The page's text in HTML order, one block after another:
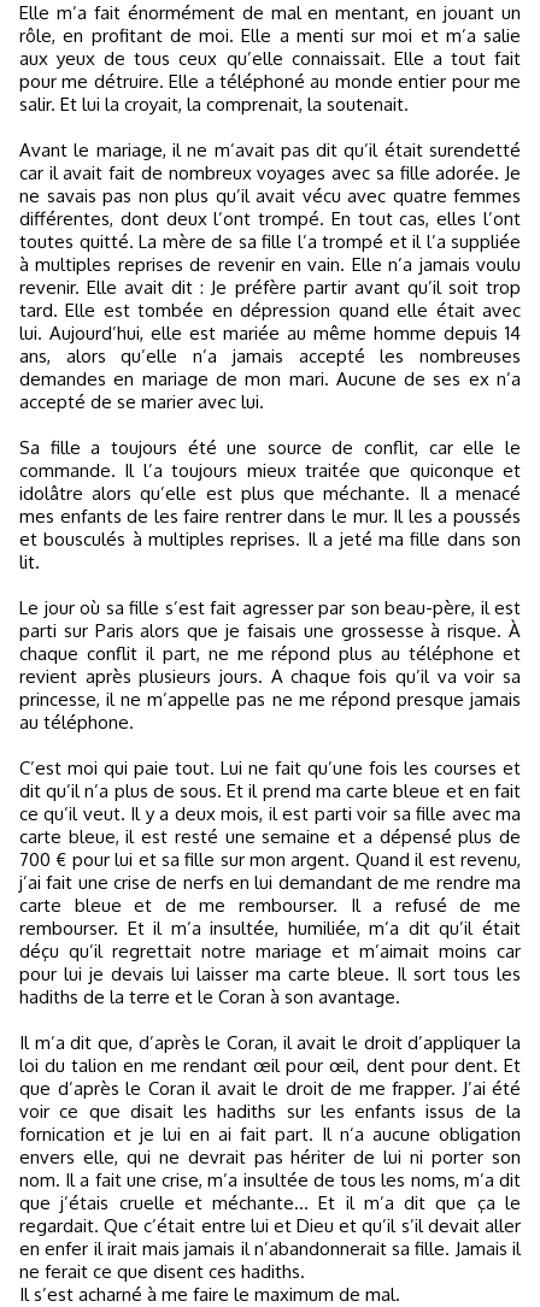
Elle m’a fait énormément de mal en mentant, en jouant un
rôle, en profitant de moi. Elle a menti sur moi et m’a salie
aux yeux de tous ceux qu’elle connaissait. Elle a tout fait
pour me détruire. Elle a téléphoné au monde entier pour me
salir. Et lui la croyait, la comprenait, la soutenait.
Avant le mariage, il ne m’avait pas dit qu’il était surendetté
car il avait fait de nombreux voyages avec sa fille adorée. Je
ne savais pas non plus qu’il avait vécu avec quatre femmes
différentes, dont deux l’ont trompé. En tout cas, elles l’ont
toutes quitté. La mère de sa fille l’a trompé et il l’a suppliée
à multiples reprises de revenir en vain. Elle n’a jamais voulu
revenir. Elle avait dit : Je préfère partir avant qu’il soit trop
tard. Elle est tombée en dépression quand elle était avec
lui. Aujourd’hui, elle est mariée au même homme depuis 14
ans, alors qu’elle n’a jamais accepté les nombreuses
demandes en mariage de mon mari. Aucune de ses ex n’a
accepté de se marier avec lui.
Sa fille a toujours été une source de conflit, car elle le
commande. Il l’a toujours mieux traitée que quiconque et
idolâtre alors qu’elle est plus que méchante. Il a menacé
mes enfants de les faire rentrer dans le mur. Il les a poussés
et bousculés à multiples reprises. Il a jeté ma fille dans son
lit.
Le jour où sa fille s’est fait agresser par son beau-père, il est
parti sur Paris alors que je faisais une grossesse à risque. À
chaque conflit il part, ne me répond plus au téléphone et
revient après plusieurs jours. A chaque fois qu’il va voir sa
princesse, il ne m’appelle pas ne me répond presque jamais
au téléphone.
C’est moi qui paie tout. Lui ne fait qu’une fois les courses et
dit qu’il n’a plus de sous. Et il prend ma carte bleue et en fait
ce qu’il veut. Il y a deux mois, il est parti voir sa fille avec ma
carte bleue, il est resté une semaine et a dépensé plus de
700 € pour lui et sa fille sur mon argent. Quand il est revenu,
j’ai fait une crise de nerfs en lui demandant de me rendre ma
carte bleue et de me rembourser. Il a refusé de me
rembourser. Et il m’a insultée, humiliée, m’a dit qu’il était
déçu qu’il regrettait notre mariage et m’aimait moins car
pour lui je devais lui laisser ma carte bleue. Il sort tous les
hadiths de la terre et le Coran à son avantage.
Il m’a dit que, d’après le Coran, il avait le droit d’appliquer la
loi du talion en me rendant œil pour œil, dent pour dent. Et
que d’après le Coran il avait le droit de me frapper. J’ai été
voir ce que disait les hadiths sur les enfants issus de la
fornication et je lui en ai fait part. Il n’a aucune obligation
envers elle, qui ne devrait pas hériter de lui ni porter son
nom. Il a fait une crise, m’a insultée de tous les noms, m’a dit
que j’étais cruelle et méchante... Et il m’a dit que ça le
regardait. Que c’était entre lui et Dieu et qu’il s’il devait aller
en enfer il irait mais jamais il n’abandonnerait sa fille. Jamais il
ne ferait ce que disent ces hadiths.
Il s’est acharné à me faire le maximum de mal.